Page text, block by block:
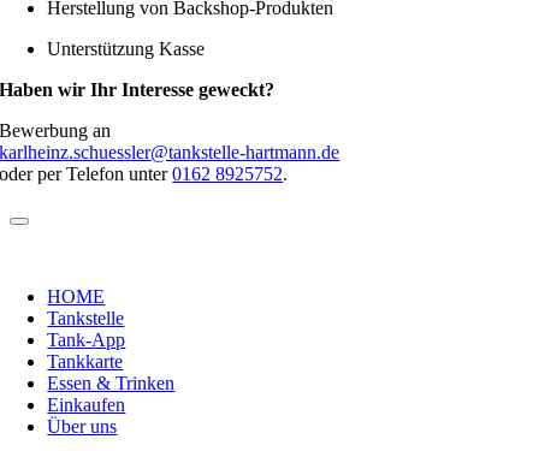
Herstellung von Backshop-Produkten
Unterstützung Kasse
Haben wir Ihr Interesse geweckt?
Bewerbung an
karlheinz.schuessler@tankstelle-hartmann.de
oder per Telefon unter0162 8925752.
HOME
Tankstelle
Tank-App
Tankkarte
Essen & Trinken
Einkaufen
Über uns